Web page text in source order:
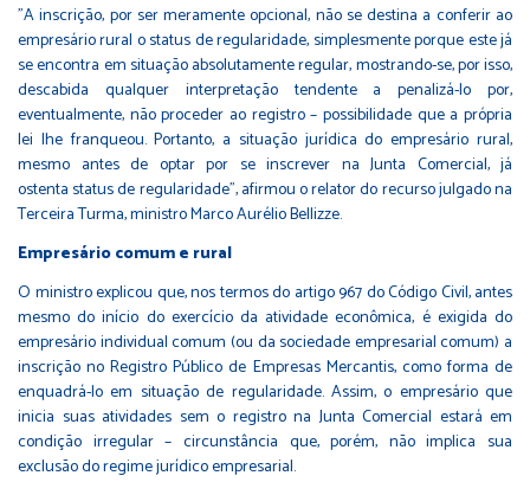
"A inscrição, por ser meramente opcional, não se destina a conferir ao
empresário rural o status de regularidade, simplesmente porque este já
se encontra em situação absolutamente regular, mostrando-se, por isso,
descabida qualquer interpretação tendente a penalizá-lo por,
eventualmente, não proceder ao registro – possibilidade que a própria
lei lhe franqueou. Portanto, a situação jurídica do empresário rural,
mesmo antes de optar por se inscrever na Junta Comercial, já
ostenta status de regularidade", afirmou o relator do recurso julgado na
Terceira Turma, ministro Marco Aurélio Bellizze.
Empresário comum e rural
O ministro explicou que, nos termos do artigo 967 do Código Civil, antes
mesmo do início do exercício da atividade econômica, é exigida do
empresário individual comum (ou da sociedade empresarial comum) a
inscrição no Registro Público de Empresas Mercantis, como forma de
enquadrá-lo em situação de regularidade. Assim, o empresário que
inicia suas atividades sem o registro na Junta Comercial estará em
condição irregular – circunstância que, porém, não implica sua
exclusão do regime jurídico empresarial.